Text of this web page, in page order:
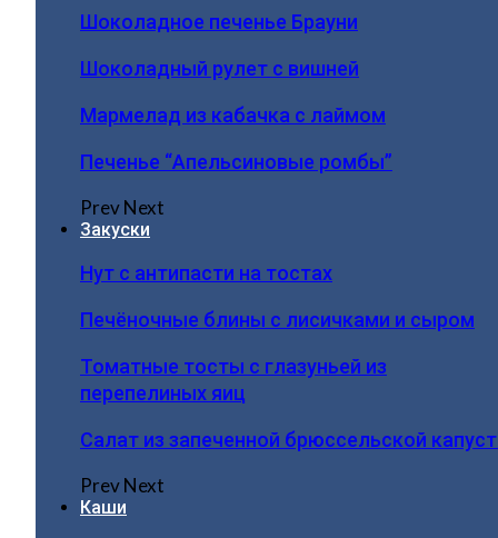
Шоколадное печенье Брауни
Шоколадный рулет с вишней
Мармелад из кабачка с лаймом
Печенье “Апельсиновые ромбы”
PrevNext
Закуски
Нут с антипасти на тостах
Печёночные блины с лисичками и сыром
Томатные тосты с глазуньей из
перепелиных яиц
Салат из запеченной брюссельской
PrevNext
Каши